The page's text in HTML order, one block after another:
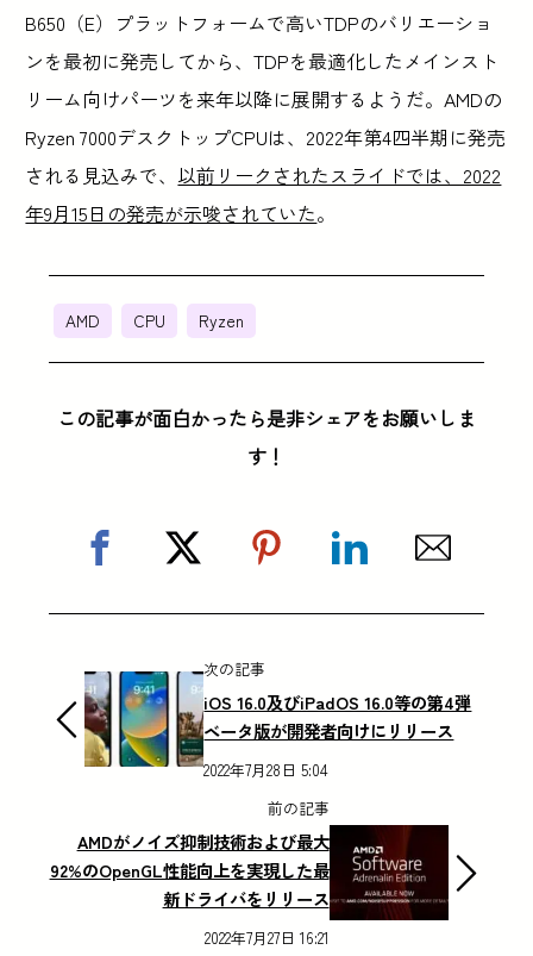
B650（E）プラットフォームで高いTDPのバリエーショ
ンを最初に発売してから、TDPを最適化したメインスト
リーム向けパーツを来年以降に展開するようだ。AMDの
Ryzen 7000デスクトップCPUは、2022年第4四半期に発売
される見込みで、 以前リークされたスライドでは、2022
年9月15日の発売が示唆されていた。
AMD CPU Ryzen
この記事が面白かったら是非シェアをお願いしま
す！
次の記事
iOS 16.0及びiPadOS 16.0等の第4弾
ベータ版が開発者向けにリリース
2022年7月28日 5:04
前の記事
AMDがノイズ抑制技術および最大
92%のOpenGL性能向上を実現した最
新ドライバをリリース
2022年7月27日 16:21